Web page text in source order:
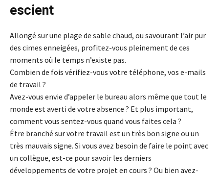
escient
Allongé sur une plage de sable chaud, ou savourant l’air pur
des cimes enneigées, profitez-vous pleinement de ces
moments où le temps n’existe pas.
Combien de fois vérifiez-vous votre téléphone, vos e-mails
de travail ?
Avez-vous envie d’appeler le bureau alors même que tout le
monde est averti de votre absence ? Et plus important,
comment vous sentez-vous quand vous faites cela ?
Être branché sur votre travail est un très bon signe ou un
très mauvais signe. Si vous avez besoin de faire le point avec
un collègue, est-ce pour savoir les derniers
développements de votre projet en cours ? Ou bien avez-